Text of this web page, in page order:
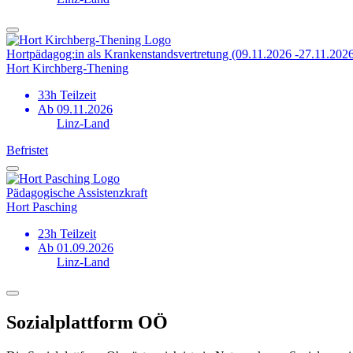
Hortpädagog:in als Krankenstands­vertretung (09.11.2026 -
Hort Kirchberg-Thening
33h Teilzeit
Ab 09.11.2026
Linz-Land
Befristet
Pädagogische Assistenzkraft
Hort Pasching
23h Teilzeit
Ab 01.09.2026
Linz-Land
Sozialplattform OÖ